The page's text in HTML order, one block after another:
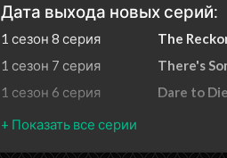
Дата выхода новых серий:
1 сезон 8 серия The
1 сезон 7 серия
There's
1 сезон 6 серия
Dare to Die
1 сезон 5 серия